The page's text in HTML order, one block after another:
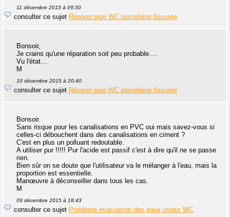
11 décembre 2015 à 09:30
consulter ce sujet Réparer pipe WC porcelaine fissurée
Bonsoir,
Je crains qu'une réparation soit peu probable....
Vu l'état...
M
10 décembre 2015 à 20:40
consulter ce sujet Réparer pipe WC porcelaine fissurée
Bonsoir.
Sans risque pour les canalisations en PVC oui mais savez-vous si
celles-ci débouchent dans des canalisations en ciment ?
C'est en plus un polluant redoutable.
A utiliser pur !!!!! Pur l'acide est passif c'est à dire qu'il ne se passe
rien.
Bien sûr on se doute que l'utilisateur va le mélanger à l'eau, mais la
proportion est essentielle.
Manœuvre à déconseiller dans tous les cas.
M
09 décembre 2015 à 18:43
consulter ce sujet Problème évacuation des eaux usées WC